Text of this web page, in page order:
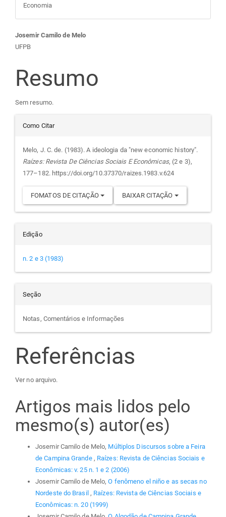
Economia
Conteúdo
do
artigo
principal
Josemir Camilo de Melo
UFPB
Resumo
Sem resumo.
Detalhes
do
artigo
Como Citar
Melo, J. C. de. (1983). A ideologia da "new economic history".
Raízes: Revista De Ciências Sociais E Econômicas, (2 e 3),
177–182. https://doi.org/10.37370/raizes.1983.v.624
FOMATOS DE CITAÇÃO BAIXAR CITAÇÃO
Edição
n. 2 e 3 (1983)
Seção
Notas, Comentários e Informações
Referências
Ver no arquivo.
Artigos mais lidos pelo
mesmo(s) autor(es)
Josemir Camilo de Melo, Múltiplos Discursos sobre a Feira
de Campina Grande , Raízes: Revista de Ciências Sociais e
Econômicas: v. 25 n. 1 e 2 (2006)
Josemir Camilo de Melo,O fenômeno el niño e as secas no
Nordeste do Brasil , Raízes: Revista de Ciências Sociais e
Econômicas: n. 20 (1999)